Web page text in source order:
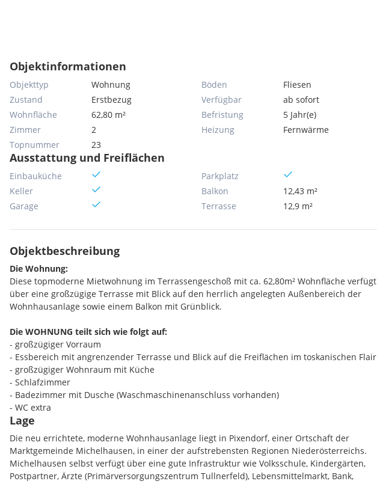
Objektinformationen
Objekttyp
Wohnung
Zustand
Erstbezug
Wohnfläche
62,80 m²
Zimmer
2
Topnummer
23
Böden
Fliesen
Verfügbar
ab sofort
Befristung
5 Jahr(e)
Heizung
Fernwärme
Ausstattung und Freiflächen
Einbauküche
Keller
Garage
Parkplatz
Balkon
12,43 m²
Terrasse
12,9 m²
Objektbeschreibung
Die Wohnung:
Diese topmoderne Mietwohnung im Terrassengeschoß mit ca. 62,80m² Wohnfläche verfügt
über eine großzügige Terrasse mit Blick auf den herrlich angelegten Außenbereich der
Wohnhausanlage sowie einem Balkon mit Grünblick.
Die WOHNUNG teilt sich wie folgt auf:
- großzügiger Vorraum
- Essbereich mit angrenzender Terrasse und Blick auf die Freiflächen im toskanischen Flair
- großzügiger Wohnraum mit Küche
- Schlafzimmer
- Badezimmer mit Dusche (Waschmaschinenanschluss vorhanden)
- WC extra
Es erwartet Sie hier ein hochattraktives Zuhause im Grünen, das die Vorzüge von Stadt-
und Landleben perfekt vereint, hervorragende öffentliche Verkehrsanbindung inklusive.
Lage
Die neu errichtete, moderne Wohnhausanlage liegt in Pixendorf, einer Ortschaft der
Marktgemeinde Michelhausen, in einer der aufstrebensten Regionen Niederösterreichs.
Michelhausen selbst verfügt über eine gute Infrastruktur wie Volksschule, Kindergärten,
Postpartner, Ärzte (Primärversorgungszentrum Tullnerfeld), Lebensmittelmarkt, Bank,